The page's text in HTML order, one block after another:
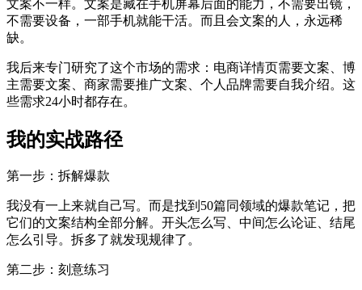
文案不一样。文案是藏在手机屏幕后面的能力，不需要出镜，
不需要设备，一部手机就能干活。而且会文案的人，永远稀
缺。
我后来专门研究了这个市场的需求：电商详情页需要文案、博
主需要文案、商家需要推广文案、个人品牌需要自我介绍。这
些需求24小时都存在。
我的实战路径
第一步：拆解爆款
我没有一上来就自己写。而是找到50篇同领域的爆款笔记，把
它们的文案结构全部分解。开头怎么写、中间怎么论证、结尾
怎么引导。拆多了就发现规律了。
第二步：刻意练习